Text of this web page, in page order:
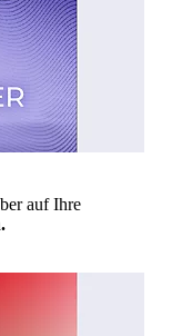
auf Ihre